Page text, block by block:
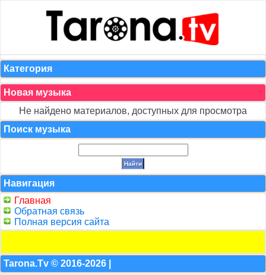
Категория
Новая музыка
Не найдено материалов, доступных для просмотра
Поиск музыка
Навигация
Главная
Обратная связь
Полная версия сайта
Tarona.Tv © 2016-2026 |